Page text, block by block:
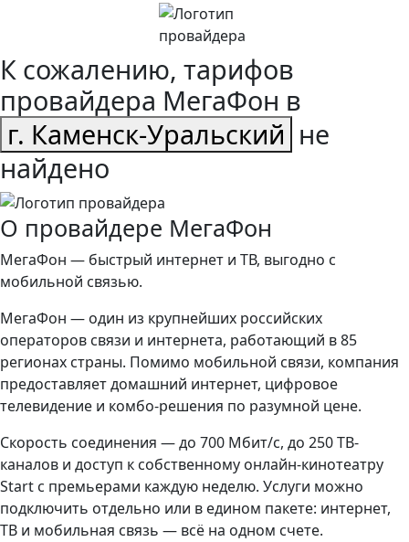
К сожалению, тарифов
провайдера МегаФон в
г. Каменск-Уральский не
найдено
О провайдере МегаФон
МегаФон — быстрый интернет и ТВ, выгодно с
мобильной связью.
МегаФон — один из крупнейших российских
операторов связи и интернета, работающий в 85
регионах страны. Помимо мобильной связи, компания
предоставляет домашний интернет, цифровое
телевидение и комбо-решения по разумной цене.
Скорость соединения — до 700 Мбит/с, до 250 ТВ-
каналов и доступ к собственному онлайн-кинотеатру
Start с премьерами каждую неделю. Услуги можно
подключить отдельно или в едином пакете: интернет,
ТВ и мобильная связь — всё на одном счете.